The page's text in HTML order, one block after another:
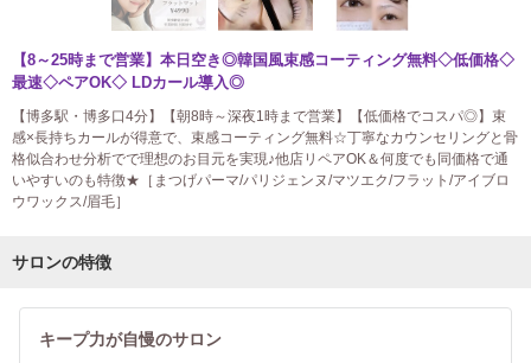
【8～25時まで営業】本日空き◎韓国風束感コーティング無料◇低価格◇
最速◇ペアOK◇ LDカール導入◎
【博多駅・博多口4分】【朝8時～深夜1時まで営業】【低価格でコスパ◎】束
感×長持ちカールが得意で、束感コーティング無料☆丁寧なカウンセリングと骨
格似合わせ分析でで理想のお目元を実現♪他店リペアOK＆何度でも同価格で通
いやすいのも特徴★［まつげパーマ/パリジェンヌ/マツエク/フラット/アイブロ
ウワックス/眉毛］
サロンの特徴
キープ力が自慢のサロン